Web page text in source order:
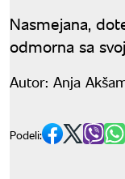
Nasmejana,
odmorna sa
Autor: Anja
Podeli: